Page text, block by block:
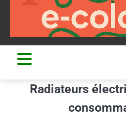
Radiateurs